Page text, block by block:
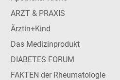
ARZT & PRAXIS
Ärztin+Kind
Das Medizinprodukt
DIABETES FORUM
FAKTEN der Rheumatologie